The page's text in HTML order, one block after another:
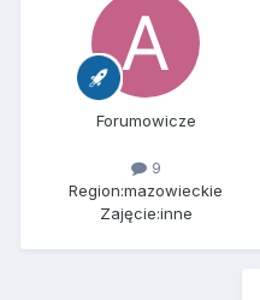
Forumowicze
9
Region:mazowieckie
Zajęcie:inne